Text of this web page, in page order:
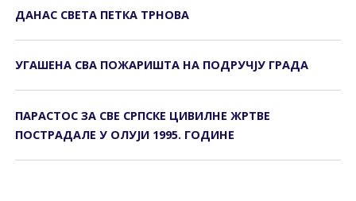
ДАНАС СВЕТА ПЕТКА ТРНОВА
УГАШЕНА СВА ПОЖАРИШТА НА ПОДРУЧЈУ ГРАДА
ПАРАСТОС ЗА СВЕ СРПСКЕ ЦИВИЛНЕ ЖРТВЕ
ПОСТРАДАЛЕ У ОЛУЈИ 1995. ГОДИНЕ